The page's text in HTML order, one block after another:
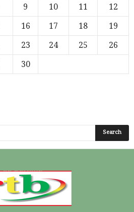
9 10 11
12
16 17 18
19
23 24 25
26
30